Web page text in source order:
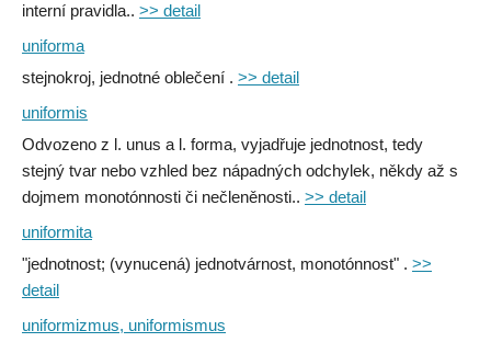
interní pravidla.. >> detail
uniforma
stejnokroj, jednotné oblečení . >> detail
uniformis
Odvozeno z l. unus a l. forma, vyjadřuje jednotnost, tedy
stejný tvar nebo vzhled bez nápadných odchylek, někdy až s
dojmem monotónnosti či nečleněnosti.. >> detail
uniformita
"jednotnost; (vynucená) jednotvárnost, monotónnost" . >>
detail
uniformizmus, uniformismus